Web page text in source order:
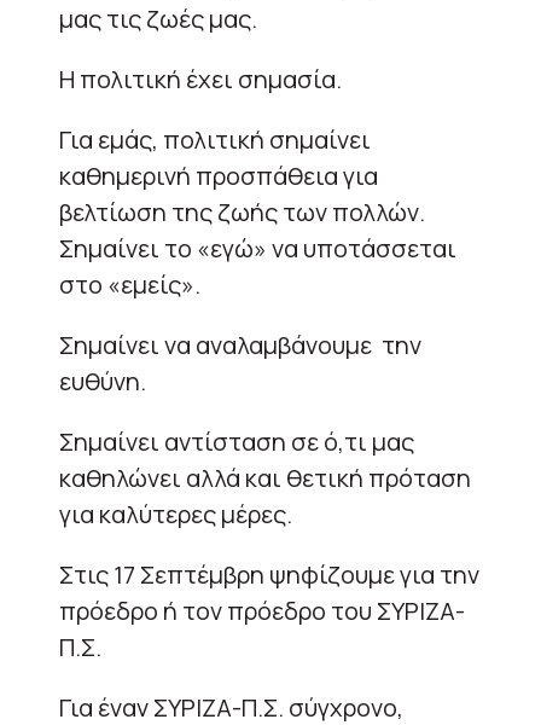
μας τις ζωές μας.
Η πολιτική έχει σημασία.
Για εμάς, πολιτική σημαίνει
καθημερινή προσπάθεια για
βελτίωση της ζωής των πολλών.
Σημαίνει το «εγώ» να υποτάσσεται
στο «εμείς».
Σημαίνει να αναλαμβάνουμε την
ευθύνη.
Σημαίνει αντίσταση σε ό,τι μας
καθηλώνει αλλά και θετική πρόταση
για καλύτερες μέρες.
Στις 17 Σεπτέμβρη ψηφίζουμε για την
πρόεδρο ή τον πρόεδρο του ΣΥΡΙΖΑ-
Π.Σ.
Για έναν ΣΥΡΙΖΑ-Π.Σ. σύγχρονο,